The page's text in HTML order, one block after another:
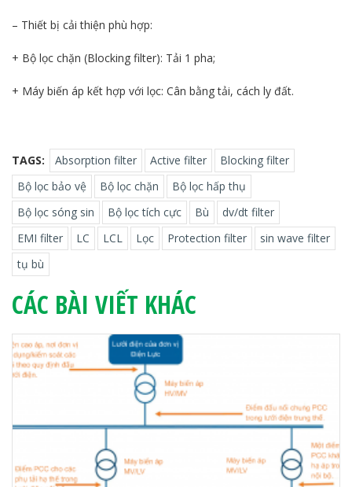
– Thiết bị cải thiện phù hợp:
+ Bộ lọc chặn (Blocking filter): Tải 1 pha;
+ Máy biến áp kết hợp với lọc: Cân bằng tải, cách ly đất.
TAGS: Absorption filter Active filter
Blocking filter
Bộ lọc bảo vệ
Bộ lọc chặn
Bộ lọc hấp thụ
Bộ lọc sóng sin
Bộ lọc tích cực Bù
dv/dt filter
EMI filter
LC LCL Lọc Protection filter
sin wave filter
tụ bù
CÁC BÀI VIẾT KHÁC